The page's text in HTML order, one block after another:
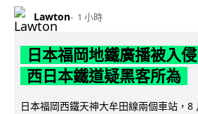
Lawton 1 小時
日本福岡地鐵廣播被入
西日本鐵道疑黑客所為
日本福岡西鐵天神大牟田線兩個車站，